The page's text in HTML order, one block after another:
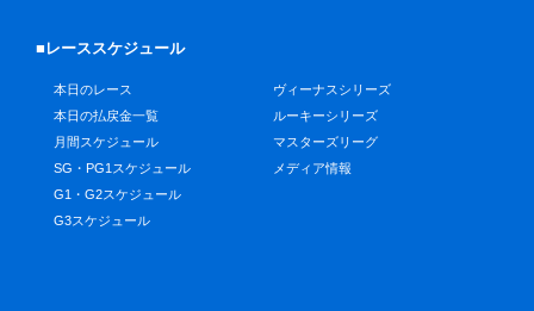
■レーススケジュール
本日のレース
本日の払戻金一覧
月間スケジュール
SG・PG1スケジュール
G1・G2スケジュール
G3スケジュール
ヴィーナスシリーズ
ルーキーシリーズ
マスターズリーグ
メディア情報